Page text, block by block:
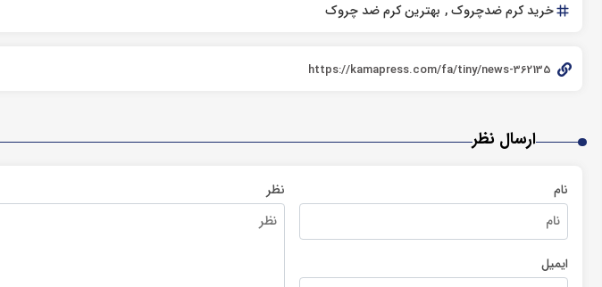
خرید کرم ضدچروک بهترین کرم ضد چروک
ارسال نظر
نام
ایمیل
نظر